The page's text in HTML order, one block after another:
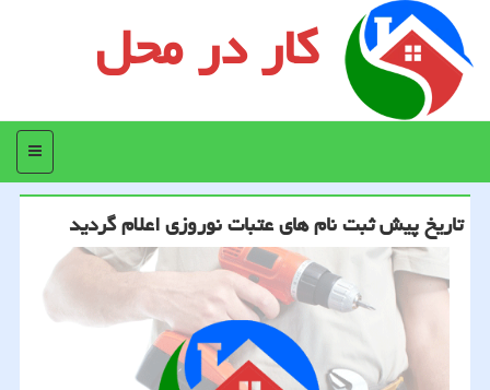
کار در محل
منو
تاریخ پیش ثبت نام های عتبات نوروزی اعلام گردید